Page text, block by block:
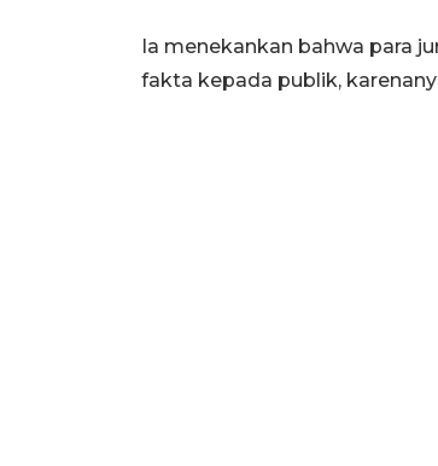
Ia menekankan bahwa para
fakta kepada publik,